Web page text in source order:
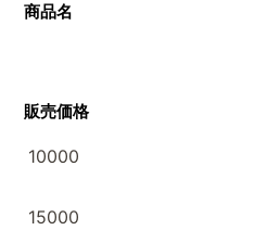
商品名
販売価格